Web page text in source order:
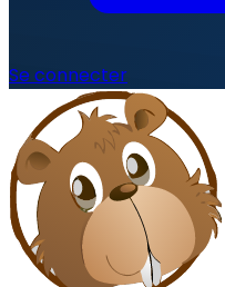
Se connecter